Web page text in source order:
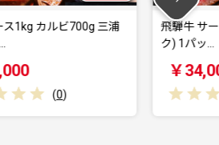
飛騨牛 サーロインステーキ (A5ラン
￥34,000